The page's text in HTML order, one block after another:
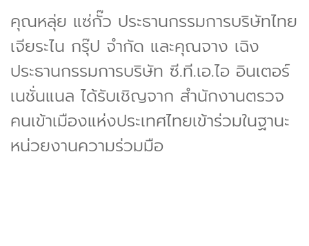
คุณหลุ่ย แซ่กั๊ว ประธานกรรมการบริษัทไทย
เจียระไน กรุ๊ป จำกัด และคุณจาง เฉิง
ประธานกรรมการบริษัท ซี.ที.เอ.ไอ อินเตอร์
เนชั่นแนล ได้รับเชิญจาก สำนักงานตรวจ
คนเข้าเมืองแห่งประเทศไทยเข้าร่วมในฐานะ
หน่วยงานความร่วมมือ